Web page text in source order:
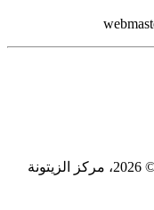
حقوق النشر محفوظة © 2026، مركز الزيتونة